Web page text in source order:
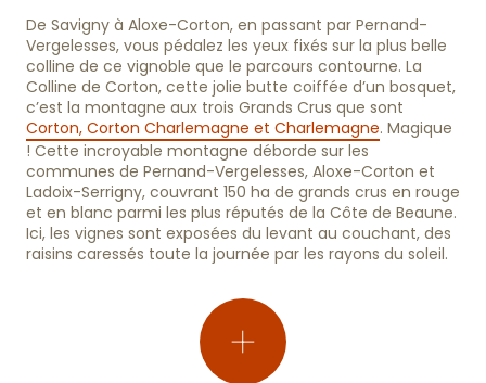
De Savigny à Aloxe-Corton, en passant par Pernand-
Vergelesses, vous pédalez les yeux fixés sur la plus belle
colline de ce vignoble que le parcours contourne. La
Colline de Corton, cette jolie butte coiffée d’un bosquet,
c’est la montagne aux trois Grands Crus que sont
Corton, Corton Charlemagne et Charlemagne. Magique
! Cette incroyable montagne déborde sur les
communes de Pernand-Vergelesses, Aloxe-Corton et
Ladoix-Serrigny, couvrant 150 ha de grands crus en rouge
et en blanc parmi les plus réputés de la Côte de Beaune.
Ici, les vignes sont exposées du levant au couchant, des
raisins caressés toute la journée par les rayons du soleil.
Sillonner la Bourgogne au sud de Dijon